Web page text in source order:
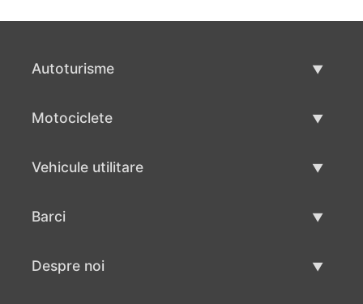
Autoturisme
Motociclete
Vehicule utilitare
Barci
Despre noi